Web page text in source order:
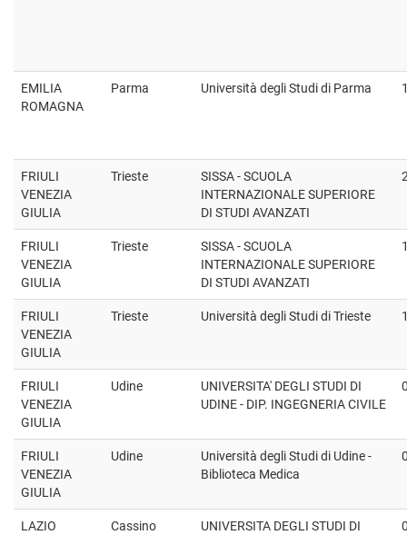
EMILIA
ROMAGNA
Parma Università degli Studi di Parma
FRIULI
VENEZIA
GIULIA
Trieste
SISSA - SCUOLA
INTERNAZIONALE SUPERIORE
DI STUDI AVANZATI
FRIULI
VENEZIA
GIULIA
Trieste
SISSA - SCUOLA
INTERNAZIONALE SUPERIORE
DI STUDI AVANZATI
FRIULI
VENEZIA
GIULIA
Trieste Università degli Studi di Trieste
FRIULI
VENEZIA
GIULIA
Udine
UNIVERSITA' DEGLI STUDI DI
UDINE - DIP. INGEGNERIA CIVILE
FRIULI
VENEZIA
GIULIA
Udine
Università degli Studi di Udine -
Biblioteca Medica
LAZIO Cassino
UNIVERSITA DEGLI STUDI DI